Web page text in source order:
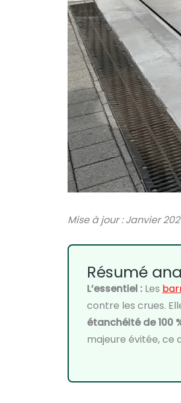
Mise à jour : Janvier
Résumé
L’essentiel : Les
contre les crues.
étanchéité de 100
majeure évitée, ce